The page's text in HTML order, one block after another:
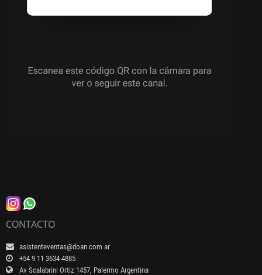
CONTACTO
asistenteventas@doan.com.ar
+54 9 11 3634-4885
Av Scalabrini Ortiz 1457, Palermo Argentina